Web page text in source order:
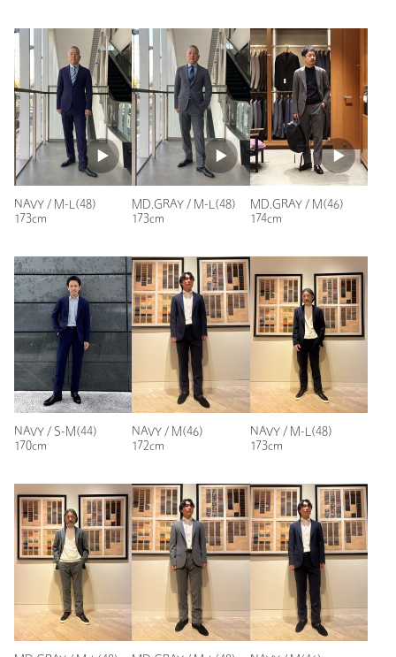
店舗へお問い合わせの際は、全国のUNITED ARROWS各店舗ま
で下記の品名/品番をお申し付けください。
品名：〇UA C/E 14 2WAY TRO NP 品番：11211271006
商品詳細
注文キャンセル 対象商品
裾上げ 対象商品
カテゴリー
ジャケット / スーツ / セット
アップ
|
セットアップ パ
ンツ
サイズ
S(42) S-M(44) M(46) M-L(48) L(50) L-XL(52)
素材
表生地；ウール50％ ポリエステル45％ ポリウレタ
ン5％ 裏生地；キュプラ100％
原産国 インドネシア製
性別：
男性
年代：
50代前半
身長：
174cm
普段の着用サイズ： L
1人が参考になったと回答
参考になった
※レビューは、個人の主観による感想・体感によるもので、商品の効果や性
能を保証するものではありません。
もっと見る
NAVY / M-L(48)
173cm
MD.GRAY / M-L(48)
173cm
MD.GRAY / M(46)
174cm
NAVY / S-M(44)
170cm
NAVY / M(46)
172cm
NAVY / M-L(48)
173cm